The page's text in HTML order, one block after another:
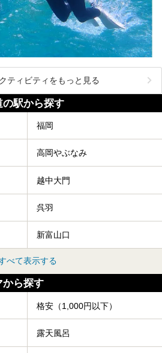
ティビティをもっと見る
駅から探す
福岡
高岡やぶなみ
越中大門
呉羽
新富山口
べて表示する
から探す
格安（1,000円以下）
露天風呂